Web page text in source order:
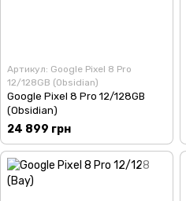
Артикул: Google Pixel 8 Pro
12/128GB (Obsidian)
Google Pixel 8 Pro 12/128GB
(Obsidian)
24 899 грн